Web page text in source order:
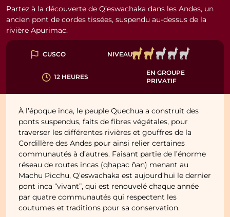
Partez à la découverte de Q’eswachaka dans les Andes, un
ancien pont de cordes tissées, suspendu au-dessus de la
rivière Apurimac.
CUSCO NIVEAU
12 HEURES
EN GROUPE
PRIVATIF
À l’époque inca, le peuple Quechua a construit des
ponts suspendus, faits de fibres végétales, pour
traverser les différentes rivières et gouffres de la
Cordillère des Andes pour ainsi relier certaines
communautés à d’autres. Faisant partie de l’énorme
réseau de routes incas (qhapac ñan) menant au
Machu Picchu, Q’eswachaka est aujourd’hui le dernier
pont inca “vivant”, qui est renouvelé chaque année
par quatre communautés qui respectent les
coutumes et traditions pour sa conservation.